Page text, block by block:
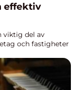
effektiv
viktig del av
och fastigheter